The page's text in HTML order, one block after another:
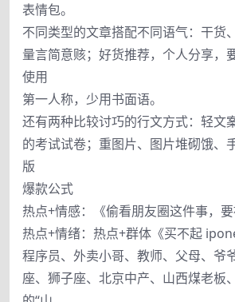
表情包。
不同类型的文章搭配不同语气：干货
量言简意赅；好货推荐，个人分享，
使用
第一人称，少用书面语。
还有两种比较讨巧的行文方式：轻文
的考试试卷；重图片、图片堆砌饿、
版
爆款公式
热点+情感：《偷看朋友圈这件事，要
热点+情绪：热点+群体《买不起
程序员、外卖小哥、教师、父母、爷
座、狮子座、北京中产、山西煤老板